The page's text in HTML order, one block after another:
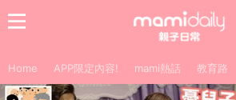
Home APP限定內容! mami熱話 教育路